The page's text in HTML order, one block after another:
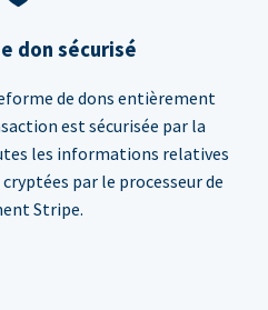
don sécurisé
de dons entièrement
est sécurisée par la
les informations relatives
par le processeur de
Stripe.